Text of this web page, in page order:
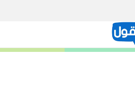
المحتوى